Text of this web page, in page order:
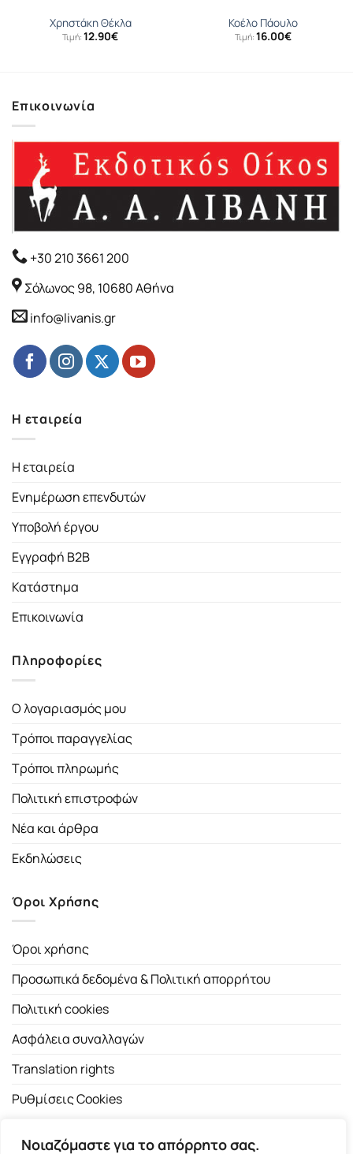
Νοιαζόμαστε για το απόρρητο σας.
Χρηστάκη Θέκλα
Τιμή: 12.90€
Κοέλο Πάουλο
Τιμή: 16.00€
Επικοινωνία
+30 210 3661 200
Σόλωνος 98, 10680 Αθήνα
info@livanis.gr
Η εταιρεία
Η εταιρεία
Ενημέρωση επενδυτών
Υποβολή έργου
Εγγραφή B2B
Κατάστημα
Επικοινωνία
Πληροφορίες
Ο λογαριασμός μου
Τρόποι παραγγελίας
Τρόποι πληρωμής
Πολιτική επιστροφών
Νέα και άρθρα
Εκδηλώσεις
Όροι Χρήσης
Όροι χρήσης
Προσωπικά δεδομένα & Πολιτική απορρήτου
Πολιτική cookies
Ασφάλεια συναλλαγών
Translation rights
Ρυθμίσεις Cookies